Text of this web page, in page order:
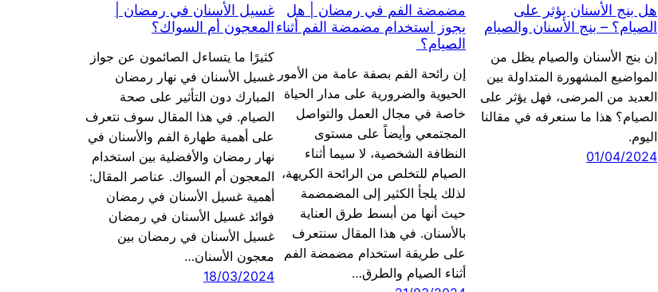
هل بنج الأسنان يؤثر على
الصيام؟ – بنج الأسنان والصيام
إن بنج الأسنان والصيام يظل من
المواضيع المشهورة المتداولة بين
العديد من المرضى، فهل يؤثر على
الصيام؟ هذا ما سنعرفه في مقالنا
اليوم.
01/04/2024
مضمضة الفم في رمضان | هل
يجوز استخدام مضمضة الفم أثناء
الصيام؟
إن رائحة الفم بصفة عامة من الأمور
الحيوية والضرورية على مدار الحياة
خاصة في مجال العمل والتواصل
المجتمعي وأيضاً على مستوى
النظافة الشخصية، لا سيما أثناء
الصيام للتخلص من الرائحة الكريهة،
لذلك يلجأ الكثير إلى المضمضمة
حيث أنها من أبسط طرق العناية
بالأسنان. في هذا المقال سنتعرف
على طريقة استخدام مضمضة الفم
أثناء الصيام والطرق…
غسيل الأسنان في رمضان |
المعجون أم السواك؟
كثيرًا ما يتساءل الصائمون عن جواز
غسيل الأسنان في نهار رمضان
المبارك دون التأثير على صحة
الصيام. في هذا المقال سوف نتعرف
على أهمية طهارة الفم والأسنان في
نهار رمضان والأفضلية بين استخدام
المعجون أم السواك. عناصر المقال:
أهمية غسيل الأسنان في رمضان
فوائد غسيل الأسنان في رمضان
غسيل الأسنان في رمضان بين
معجون الأسنان…
18/03/2024